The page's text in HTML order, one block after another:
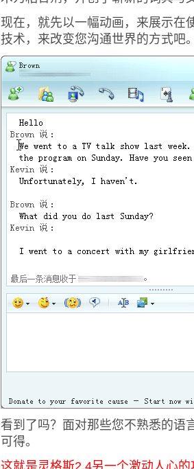
现在，就先以一幅动画，来展示在
技术，来改变您沟通世界的方式吧
看到了吗？面对那些您不熟悉的语
可得。
这就是灵格斯2.4另一个激动人心的